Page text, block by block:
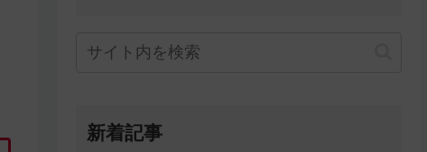
新着記事